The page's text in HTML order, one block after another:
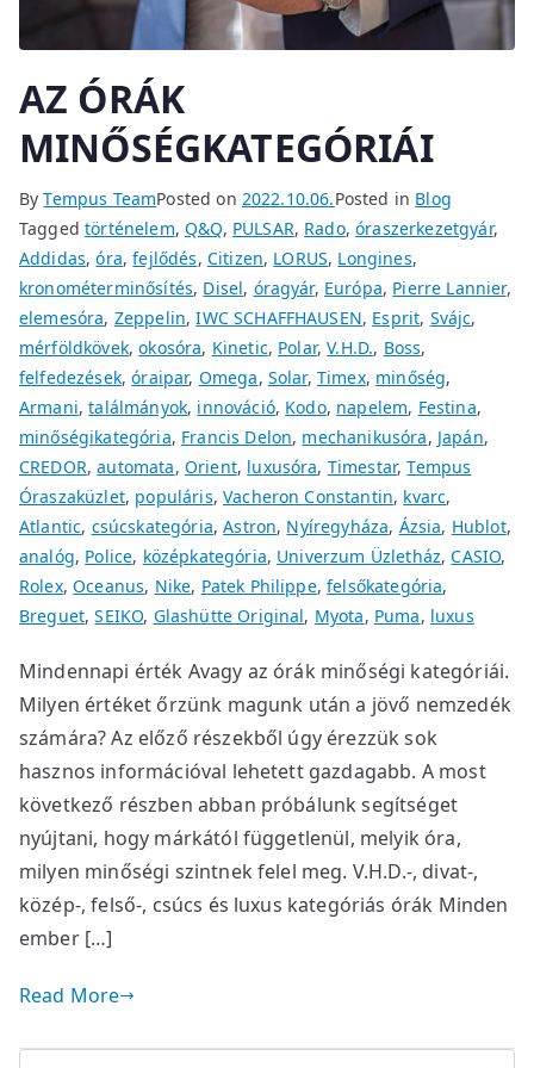
AZ ÓRÁK
MINŐSÉGKATEGÓRIÁI
ByTempus TeamPosted on 2022.10.06.Posted in Blog
Taggedtörténelem,Q&Q, PULSAR, Rado,óraszerkezetgyár,
Addidas,óra,fejlődés, Citizen, LORUS, Longines,
kronométerminősítés, Disel, óragyár, Európa, Pierre Lannier,
elemesóra, Zeppelin,IWC SCHAFFHAUSEN, Esprit, Svájc,
mérföldkövek,okosóra, Kinetic, Polar,V.H.D., Boss,
felfedezések,óraipar, Omega, Solar, Timex, minőség,
Armani,találmányok, innováció, Kodo, napelem, Festina,
minőségikategória, Francis Delon, mechanikusóra, Japán,
CREDOR,automata, Orient, luxusóra, Timestar,Tempus
Óraszaküzlet, populáris,Vacheron Constantin, kvarc,
Atlantic, csúcskategória,Astron, Nyíregyháza, Ázsia, Hublot,
analóg, Police, középkategória, Univerzum Üzletház,CASIO,
Rolex,Oceanus, Nike, Patek Philippe,felsőkategória,
Breguet,SEIKO, Glashütte Original, Myota, Puma, luxus
Mindennapi érték Avagy az órák minőségi kategóriái.
Milyen értéket őrzünk magunk után a jövő nemzedék
számára? Az előző részekből úgy érezzük sok
hasznos információval lehetett gazdagabb. A most
következő részben abban próbálunk segítséget
nyújtani, hogy márkától függetlenül, melyik óra,
milyen minőségi szintnek felel meg. V.H.D.-, divat-,
közép-, felső-, csúcs és luxus kategóriás órák Minden
ember […]
Read More